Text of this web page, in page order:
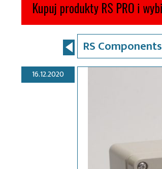
RS Components
16.12.2020